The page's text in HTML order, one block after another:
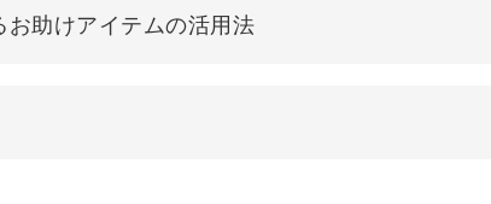
する時間も、日々の楽しみのひとつに。
お助けアイテムの活用法